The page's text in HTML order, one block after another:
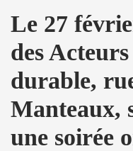
Le 27
des
durable,
Manteaux,
une soirée